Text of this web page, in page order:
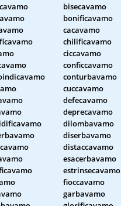
bisecavamo
bonificavamo
cacavamo
chilificavamo
ciccavamo
conficcavamo
conturbavamo
cuccavamo
defecavamo
deprecavamo
dilombavamo
diserbavamo
distaccavamo
esacerbavamo
estrinsecavamo
fioccavamo
garbavamo